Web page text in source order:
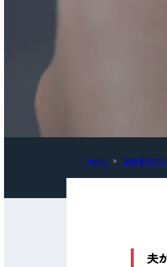
Home » 薬物事件の
夫